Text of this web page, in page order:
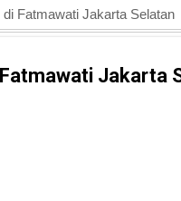
Fatmawati Jakarta Selatan
Jakarta